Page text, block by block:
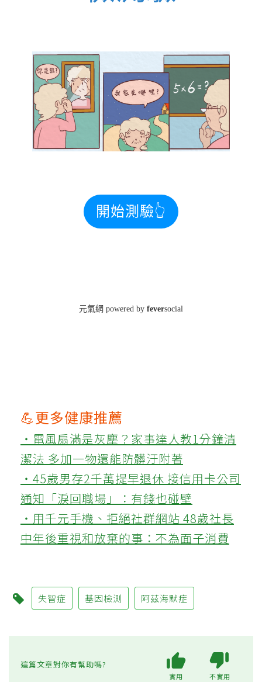
💪更多健康推薦
‧電風扇滿是灰塵？家事達人教1分鐘清
潔法 多加一物還能防髒汙附著
‧45歲男存2千萬提早退休 接信用卡公司
通知「淚回職場」：有錢也碰壁
‧用千元手機、拒絕社群網站 48歲社長
中年後重視和放棄的事：不為面子消費
失智症 基因檢測 阿茲海默症
這篇文章對你有幫助嗎?
實用 不實用